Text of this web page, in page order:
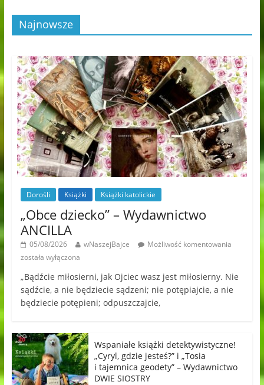
Najnowsze
Dorośli Książki Książki katolickie
„Obce dziecko” – Wydawnictwo
ANCILLA
05/08/2026 wNaszejBajce
Możliwość komentowania
została wyłączona
„Bądźcie miłosierni, jak Ojciec wasz jest miłosierny. Nie
sądźcie, a nie będziecie sądzeni; nie potępiajcie, a nie
będziecie potępieni; odpuszczajcie,
Wspaniałe książki detektywistyczne!
„Cyryl, gdzie jesteś?” i „Tosia
i tajemnica geodety” – Wydawnictwo
DWIE SIOSTRY